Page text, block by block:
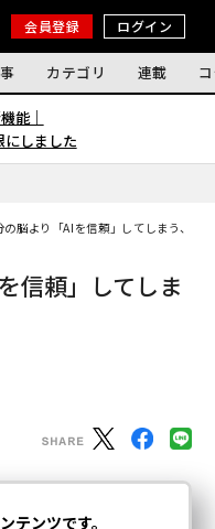
会員登録 ログイン
カテゴリ 連載
能｜
しました
の脳より「AIを信頼」してしまう、最
信頼」してしま